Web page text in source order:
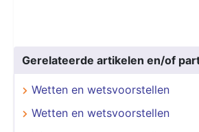
Gerelateerde artikelen en/of
Wetten en wetsvoorstellen
Wetten en wetsvoorstellen